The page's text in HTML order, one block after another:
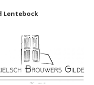
Lentebock